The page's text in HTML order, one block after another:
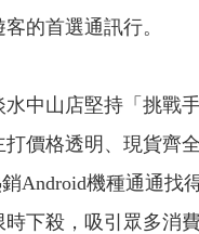
的首選通訊行。
水中山店堅持「挑戰
價格透明、現貨齊
Android機種通通找
下殺，吸引眾多消